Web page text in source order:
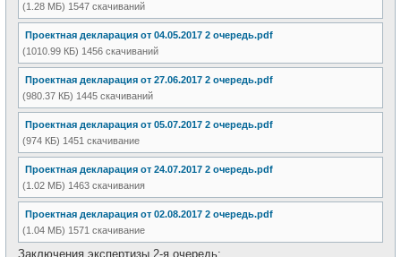
(1.28 МБ) 1547 скачиваний
Проектная декларация от 04.05.2017 2 очередь.pdf
(1010.99 КБ) 1456 скачиваний
Проектная декларация от 27.06.2017 2 очередь.pdf
(980.37 КБ) 1445 скачиваний
Проектная декларация от 05.07.2017 2 очередь.pdf
(974 КБ) 1451 скачивание
Проектная декларация от 24.07.2017 2 очередь.pdf
(1.02 МБ) 1463 скачивания
Проектная декларация от 02.08.2017 2 очередь.pdf
(1.04 МБ) 1571 скачивание
Заключения экспертизы 2-я очередь: